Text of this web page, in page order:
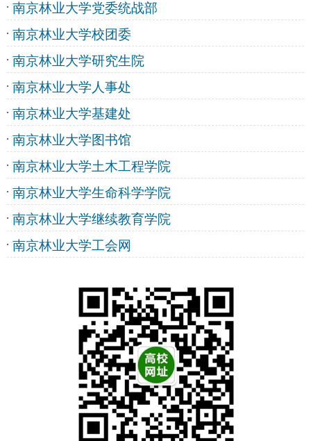
南京林业大学党委统战部
南京林业大学校团委
南京林业大学研究生院
南京林业大学人事处
南京林业大学基建处
南京林业大学图书馆
南京林业大学土木工程学院
南京林业大学生命科学学院
南京林业大学继续教育学院
南京林业大学工会网